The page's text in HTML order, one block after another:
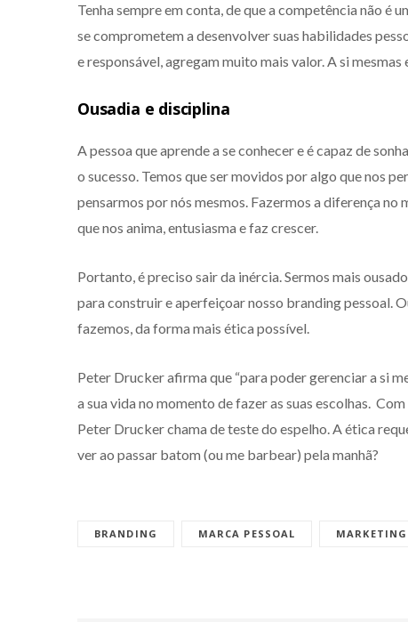
Tenha sempre em conta, de que a competência não é
se comprometem a desenvolver suas habilidades
e responsável, agregam muito mais valor. A si
Ousadia e disciplina
A pessoa que aprende a se conhecer e é capaz de
o sucesso. Temos que ser movidos por algo que nos
pensarmos por nós mesmos. Fazermos a diferença
que nos anima, entusiasma e faz crescer.
Portanto, é preciso sair da inércia. Sermos mais
para construir e aperfeiçoar nosso branding pessoal.
fazemos, da forma mais ética possível.
Peter Drucker afirma que “para poder gerenciar a si
a sua vida no momento de fazer as suas escolhas.
Peter Drucker chama de teste do espelho. A ética
ver ao passar batom (ou me barbear) pela manhã?
BRANDING MARCA PESSOAL